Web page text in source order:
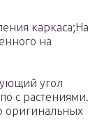
каркаса;​​На
на
угол
с растениями.​​
оригинальных